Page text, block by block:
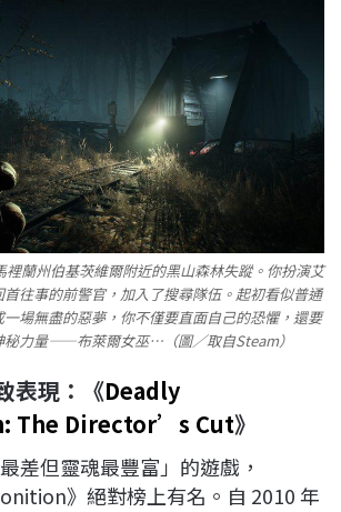
裡蘭州伯基茨維爾附近的黑山森林失蹤。你扮演艾
往事的前警官，加入了搜尋隊伍。起初看似普通
場無盡的惡夢，你不僅要直面自己的恐懼，還要
秘力量——布萊爾女巫…（圖／取自Steam）
表現：《Deadly
The Director’s Cut》
差但靈魂最豐富」的遊戲，
》絕對榜上有名。自 2010 年